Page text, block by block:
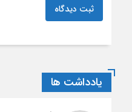
ثبت دیدگاه
یادداشت ها